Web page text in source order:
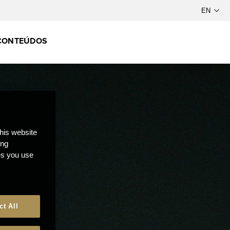
website
you use
All